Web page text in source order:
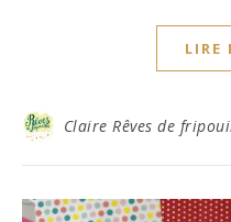
LIRE
Claire Rêves de